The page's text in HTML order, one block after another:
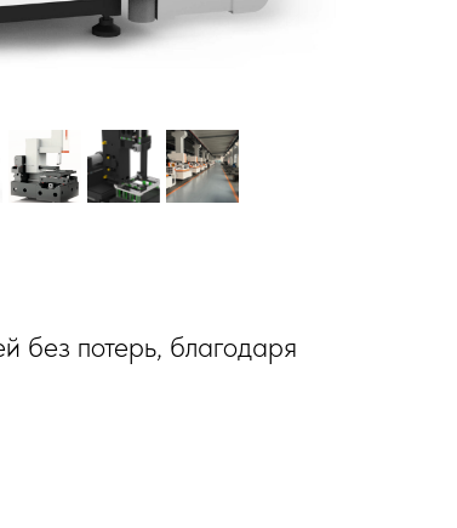
без потерь, благодаря